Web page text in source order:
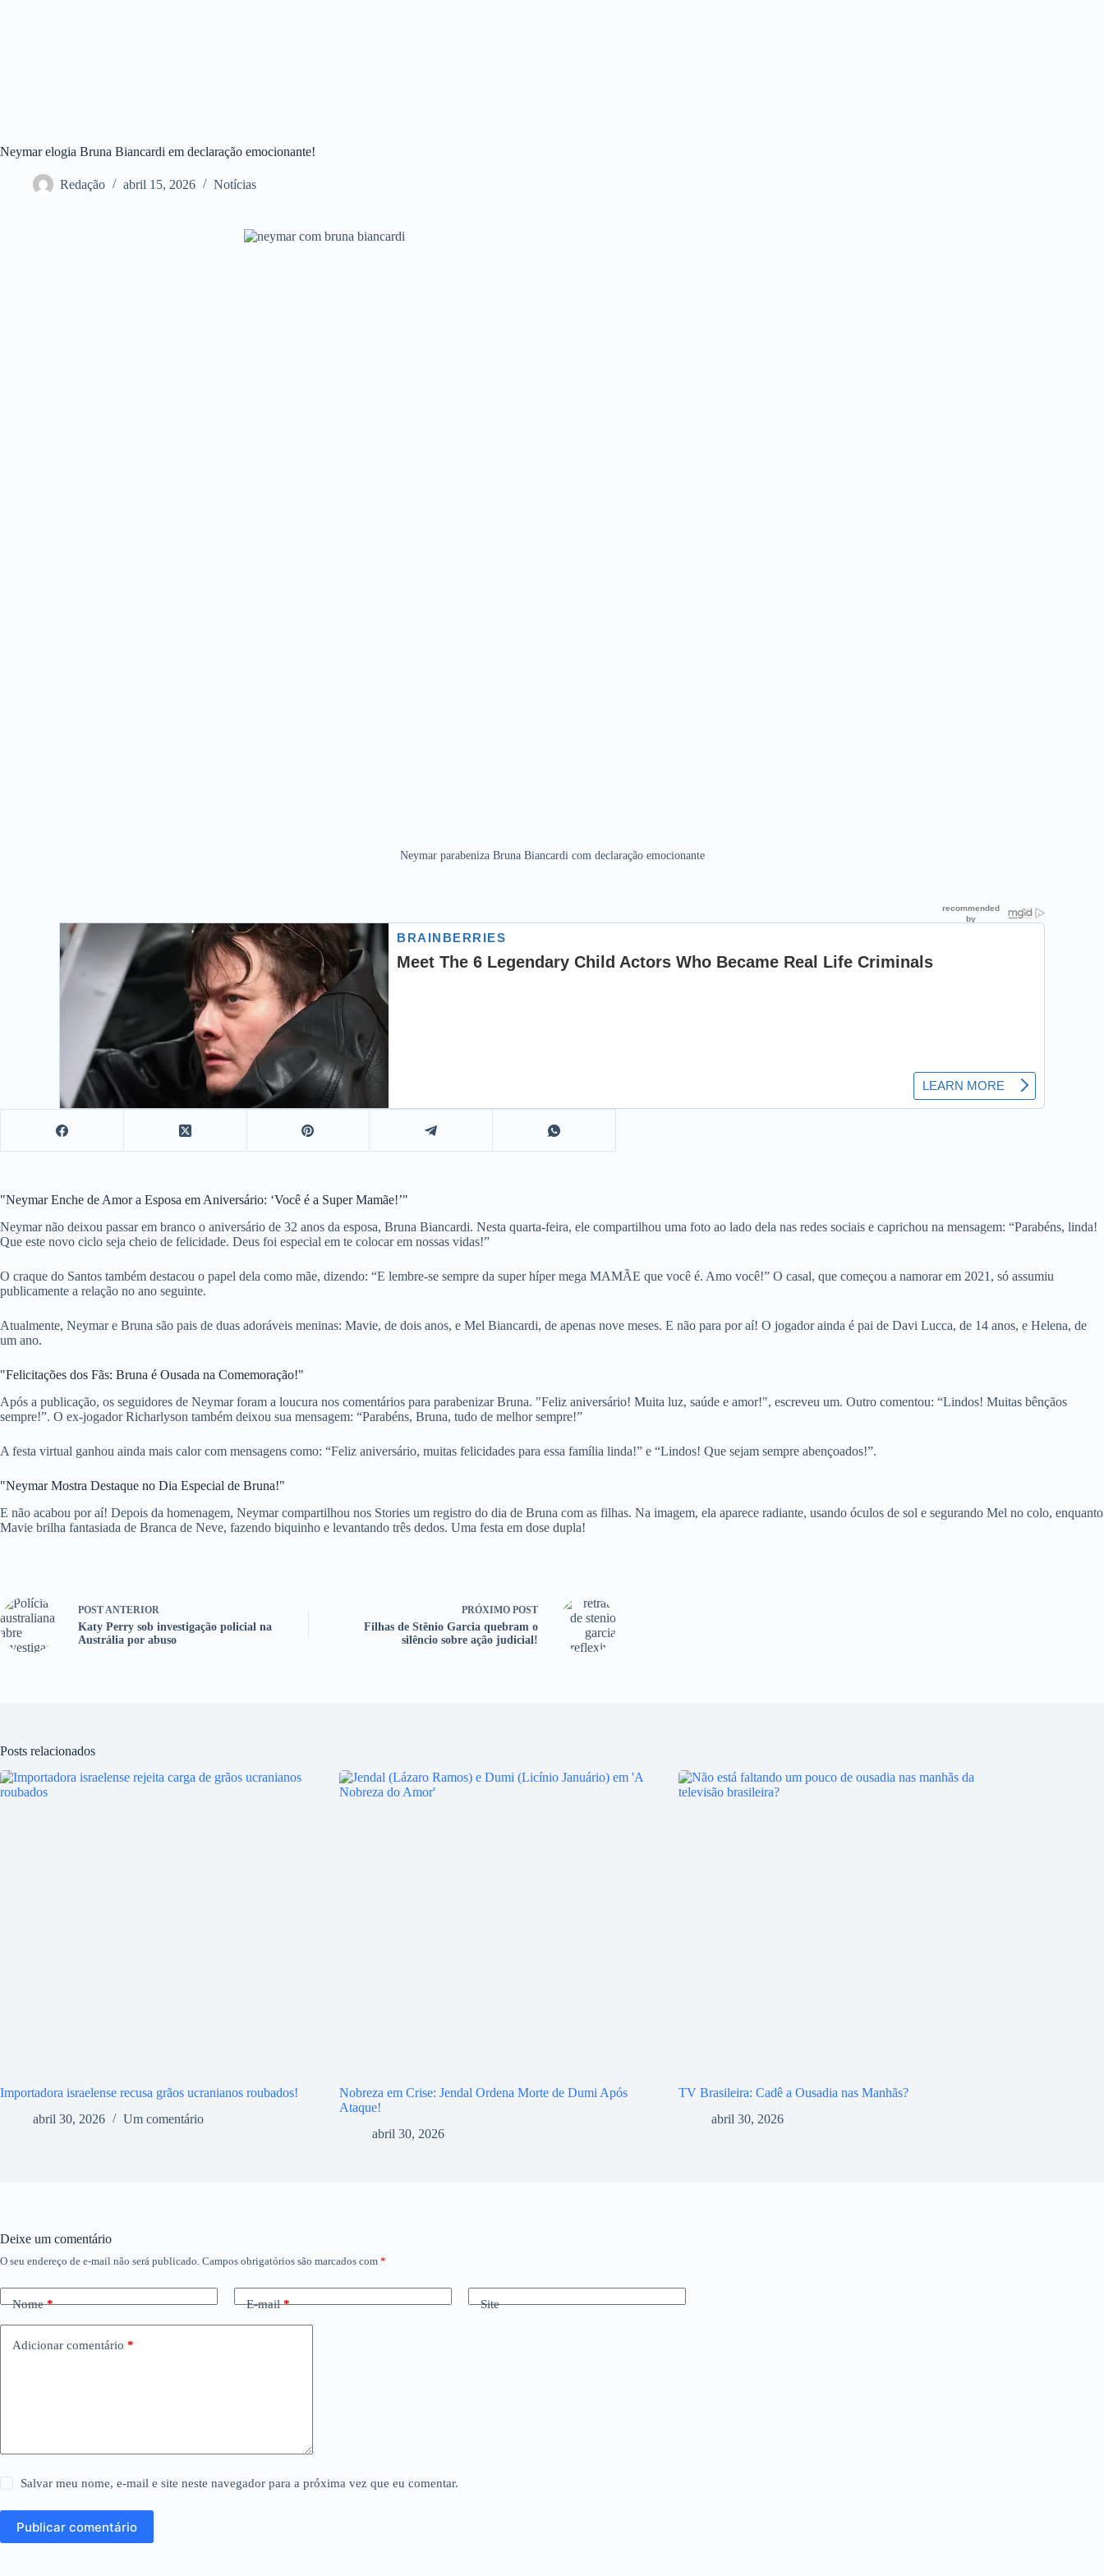
Neymar elogia Bruna Biancardi em declaração emocionante!
Redação abril 15, 2026 Notícias
Neymar parabeniza Bruna Biancardi com declaração emocionante
"Neymar Enche de Amor a Esposa em Aniversário: ‘Você é a Super Mamãe!’"
Neymar não deixou passar em branco o aniversário de 32 anos da esposa, Bruna Biancardi. Nesta quarta-feira, ele compartilhou uma foto ao lado dela nas redes sociais e caprichou na mensagem: “Parabéns, linda!
Que este novo ciclo seja cheio de felicidade. Deus foi especial em te colocar em nossas vidas!”
O craque do Santos também destacou o papel dela como mãe, dizendo: “E lembre-se sempre da super híper mega MAMÃE que você é. Amo você!” O casal, que começou a namorar em 2021, só assumiu
publicamente a relação no ano seguinte.
Atualmente, Neymar e Bruna são pais de duas adoráveis meninas: Mavie, de dois anos, e Mel Biancardi, de apenas nove meses. E não para por aí! O jogador ainda é pai de Davi Lucca, de 14 anos, e Helena, de
um ano.
"Felicitações dos Fãs: Bruna é Ousada na Comemoração!"
Após a publicação, os seguidores de Neymar foram a loucura nos comentários para parabenizar Bruna. "Feliz aniversário! Muita luz, saúde e amor!", escreveu um. Outro comentou: “Lindos! Muitas bênçãos
sempre!”. O ex-jogador Richarlyson também deixou sua mensagem: “Parabéns, Bruna, tudo de melhor sempre!”
A festa virtual ganhou ainda mais calor com mensagens como: “Feliz aniversário, muitas felicidades para essa família linda!” e “Lindos! Que sejam sempre abençoados!”.
"Neymar Mostra Destaque no Dia Especial de Bruna!"
E não acabou por aí! Depois da homenagem, Neymar compartilhou nos Stories um registro do dia de Bruna com as filhas. Na imagem, ela aparece radiante, usando óculos de sol e segurando Mel no colo, enquanto
Mavie brilha fantasiada de Branca de Neve, fazendo biquinho e levantando três dedos. Uma festa em dose dupla!
POSTANTERIOR
Katy Perry sob investigação policial na
Austrália por abuso
PRÓXIMO POST
Filhas de Stênio Garcia quebram o
silêncio sobre ação judicial!
Posts relacionados
Importadora israelense recusa grãos ucranianos roubados!
abril 30, 2026
Um comentário
Nobreza em Crise: Jendal Ordena Morte de Dumi Após
Ataque!
abril 30, 2026
TV Brasileira: Cadê a Ousadia nas Manhãs?
abril 30, 2026
Deixe um comentário
O seu endereço de e-mail não será publicado. Campos obrigatórios são marcados com *
Nome* E-mail* Site
Adicionar comentário *
Salvar meu nome, e-mail e site neste navegador para a próxima vez que eu comentar.
Publicar comentário